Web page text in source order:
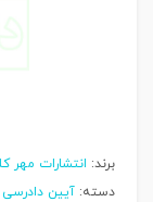
برند: انتشارات مهر
دسته: آیین